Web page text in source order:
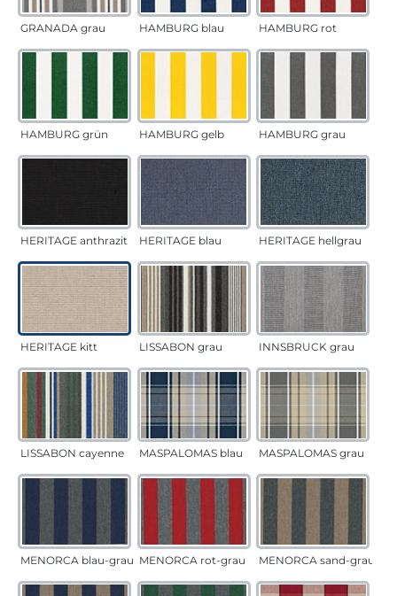
GRANADA grau HAMBURG blau HAMBURG rot
HAMBURG grün HAMBURG gelb HAMBURG grau
HERITAGE anthrazit HERITAGE blau HERITAGE hellgrau
HERITAGE kitt LISSABON grau INNSBRUCK grau
LISSABON cayenne MASPALOMAS blau MASPALOMAS grau
MENORCA blau-grau MENORCA rot-grau MENORCA sand-grau